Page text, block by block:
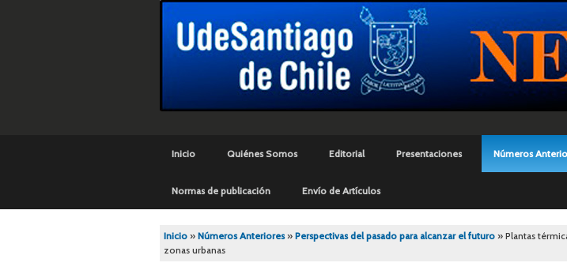
contenido
principal
Menú principal
Inicio Quiénes Somos Editorial Presentaciones Números
Normas de publicación Envío de Artículos
Se encuentra usted aquí
Inicio » Números Anteriores» Perspectivas del pasado para alcanzar el futuro » Plantas
zonas urbanas